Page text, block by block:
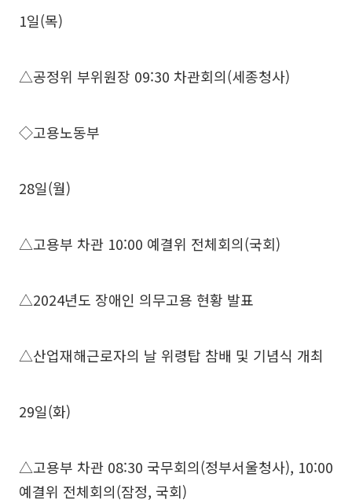
1일(목)
△공정위 부위원장 09:30 차관회의(세종청사)
◇고용노동부
28일(월)
△고용부 차관 10:00 예결위 전체회의(국회)
△2024년도 장애인 의무고용 현황 발표
△산업재해근로자의 날 위령탑 참배 및 기념식 개최
29일(화)
△고용부 차관 08:30 국무회의(정부서울청사), 10:00
예결위 전체회의(잠정, 국회)